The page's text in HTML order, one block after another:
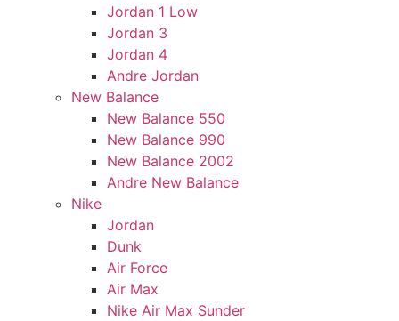
Jordan 1 Low
Jordan 3
Jordan 4
Andre Jordan
New Balance
New Balance 550
New Balance 990
New Balance 2002
Andre New Balance
Nike
Jordan
Dunk
Air Force
Air Max
Nike Air Max Sunder